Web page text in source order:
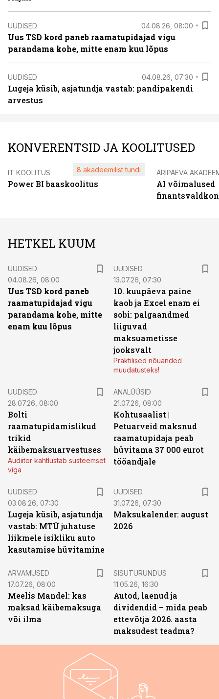
UUDISED 04.08.26, 08:00
Uus TSD kord paneb raamatupidajad vigu
parandama kohe, mitte enam kuu lõpus
UUDISED 04.08.26, 07:30
Lugeja küsib, asjatundja vastab: pandipakendi
arvestus
KONVERENTSID JA KOOLITUSED
IT KOOLITUS
Power BI baaskoolitus
8 akadeemilist tundi ÄRIPÄEVA
AI võimalused
HETKEL KUUM
UUDISED
04.08.26, 08:00
Uus TSD kord paneb
raamatupidajad vigu
parandama kohe, mitte
enam kuu lõpus
UUDISED
13.07.26, 07:30
10. kuupäeva paine
kaob ja Excel enam ei
sobi: palgaandmed
liiguvad
maksuametisse
jooksvalt
Praktilised nõuanded
muudatusteks!
UUDISED
28.07.26, 08:00
Bolti
raamatupidamislikud
trikid
käibemaksuarvestuses
Audiitor kahtlustab süsteemset
viga
ANALÜÜSID
21.07.26, 08:00
Kohtusaalist |
Petuarveid maksnud
raamatupidaja peab
hüvitama 37 000 eurot
tööandjale
UUDISED
03.08.26, 07:30
Lugeja küsib, asjatundja
vastab: MTÜ juhatuse
liikmele isikliku auto
kasutamise hüvitamine
UUDISED
31.07.26, 07:30
Maksukalender: august
2026
ARVAMUSED
17.07.26, 08:00
Meelis Mandel: kas
maksad käibemaksuga
või ilma
SISUTURUNDUS
11.05.26, 16:30
Autod, laenud ja
dividendid – mida peab
ettevõtja 2026. aasta
maksudest teadma?